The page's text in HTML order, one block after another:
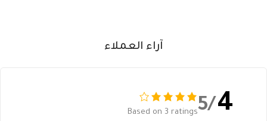
آراء العملاء
4
/5
Based on 3 ratings